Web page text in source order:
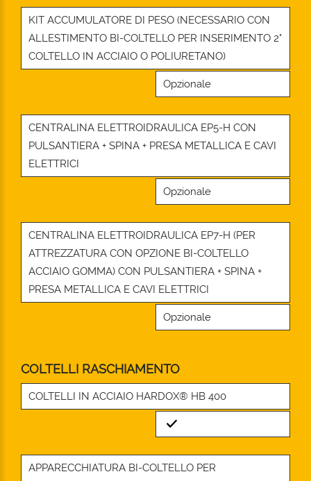
KIT ACCUMULATORE DI PESO (NECESSARIO CON
ALLESTIMENTO BI-COLTELLO PER INSERIMENTO 2°
COLTELLO IN ACCIAIO O POLIURETANO)
Opzionale
CENTRALINA ELETTROIDRAULICA EP5-H CON
PULSANTIERA + SPINA + PRESA METALLICA E CAVI
ELETTRICI
Opzionale
CENTRALINA ELETTROIDRAULICA EP7-H (PER
ATTREZZATURA CON OPZIONE BI-COLTELLO
ACCIAIO GOMMA) CON PULSANTIERA + SPINA +
PRESA METALLICA E CAVI ELETTRICI
Opzionale
COLTELLI RASCHIAMENTO
COLTELLI IN ACCIAIO HARDOX® HB 400
Standard
APPARECCHIATURA BI-COLTELLO PER